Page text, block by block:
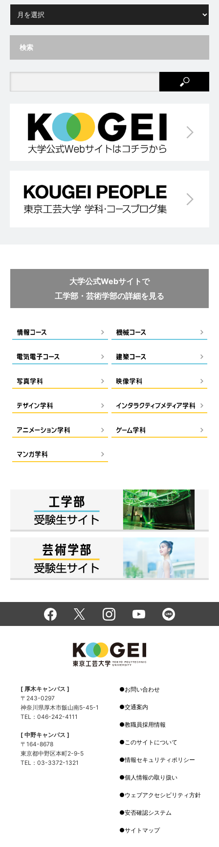
検索
大学公式Webサイトで
工学部・芸術学部の詳細を見る
[ 厚木キャンパス ]
〒243-0297
神奈川県厚木市飯山南5-45-1
TEL：046-242-4111
[ 中野キャンパス ]
〒164-8678
東京都中野区本町2-9-5
TEL：03-3372-1321
お問い合わせ
交通案内
教職員採用情報
このサイトについて
情報セキュリティポリシー
個人情報の取り扱い
ウェブアクセシビリティ方針
安否確認システム
サイトマップ